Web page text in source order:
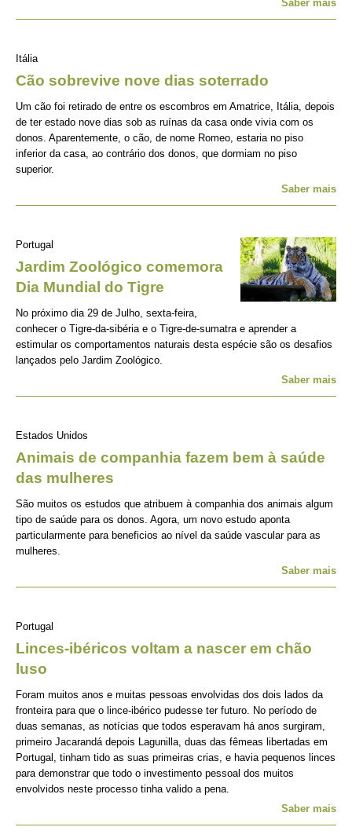
Saber mais
Itália
Cão sobrevive nove dias soterrado
Um cão foi retirado de entre os escombros em Amatrice, Itália, depois
de ter estado nove dias sob as ruínas da casa onde vivia com os
donos. Aparentemente, o cão, de nome Romeo, estaria no piso
inferior da casa, ao contrário dos donos, que dormiam no piso
superior.
Saber mais
Portugal
Jardim Zoológico comemora
Dia Mundial do Tigre
No próximo dia 29 de Julho, sexta-feira,
conhecer o Tigre-da-sibéria e o Tigre-de-sumatra e aprender a
estimular os comportamentos naturais desta espécie são os desafios
lançados pelo Jardim Zoológico.
Saber mais
Estados Unidos
Animais de companhia fazem bem à saúde
das mulheres
São muitos os estudos que atribuem à companhia dos animais algum
tipo de saúde para os donos. Agora, um novo estudo aponta
particularmente para beneficios ao nível da saúde vascular para as
mulheres.
Saber mais
Portugal
Linces-ibéricos voltam a nascer em chão
luso
Foram muitos anos e muitas pessoas envolvidas dos dois lados da
fronteira para que o lince-ibérico pudesse ter futuro. No período de
duas semanas, as notícias que todos esperavam há anos surgiram,
primeiro Jacarandá depois Lagunilla, duas das fêmeas libertadas em
Portugal, tinham tido as suas primeiras crias, e havia pequenos linces
para demonstrar que todo o investimento pessoal dos muitos
envolvidos neste processo tinha valido a pena.
Saber mais